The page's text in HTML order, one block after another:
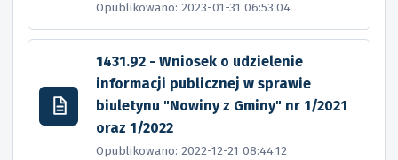
Opublikowano: 2023-01-31 06:53:04
1431.92 - Wniosek o udzielenie
informacji publicznej w sprawie
biuletynu "Nowiny z Gminy" nr 1/2021
oraz 1/2022
Opublikowano: 2022-12-21 08:44:12